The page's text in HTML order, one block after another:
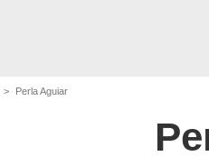
Perla Aguiar